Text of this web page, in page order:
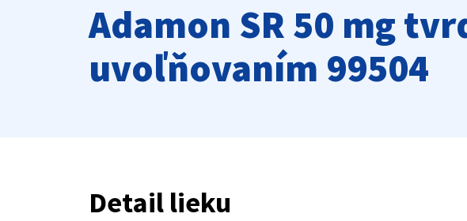
Adamon SR 50 mg
uvoľňovaním 99504
Detail lieku